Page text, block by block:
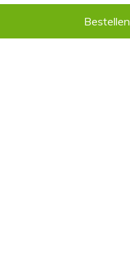
Bestellen